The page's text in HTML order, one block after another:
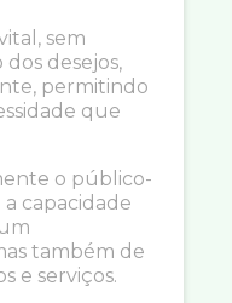
sem
desejos,
permitindo
que
o público-
capacidade
também de
e serviços.